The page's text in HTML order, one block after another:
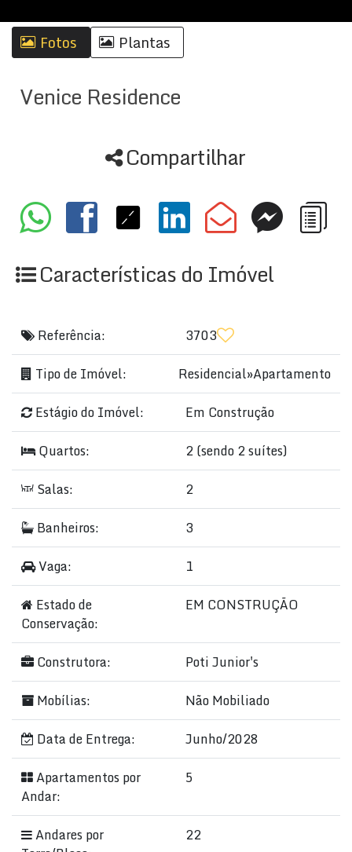
Fotos Plantas
Venice Residence
Compartilhar
Características do Imóvel
Referência:
3703
Tipo de Imóvel:
Residencial»Apartamento
Estágio do Imóvel:
Em Construção
Quartos:
2 (sendo 2 suítes)
Salas:
2
Banheiros:
3
Vaga:
1
Estado de
Conservação:
EM CONSTRUÇÃO
Construtora:
Poti Junior's
Mobílias:
Não Mobiliado
Data de Entrega:
Junho/2028
Apartamentos por
Andar:
5
Andares por
22